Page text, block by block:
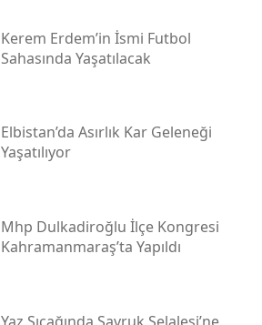
Kerem Erdem’in İsmi Futbol
Sahasında Yaşatılacak
Elbistan’da Asırlık Kar Geleneği
Yaşatılıyor
Mhp Dulkadiroğlu İlçe Kongresi
Kahramanmaraş’ta Yapıldı
Yaz Sıcağında Savruk Şelalesi’ne